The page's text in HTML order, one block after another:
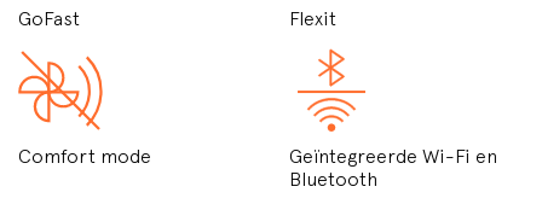
GoFast Flexit
Comfort mode
Geïntegreerde Wi-Fi en
Bluetooth